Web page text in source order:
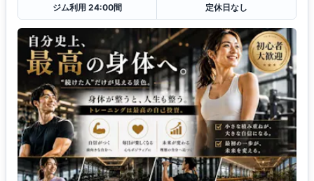
ジム利用 24:00間
定休日なし